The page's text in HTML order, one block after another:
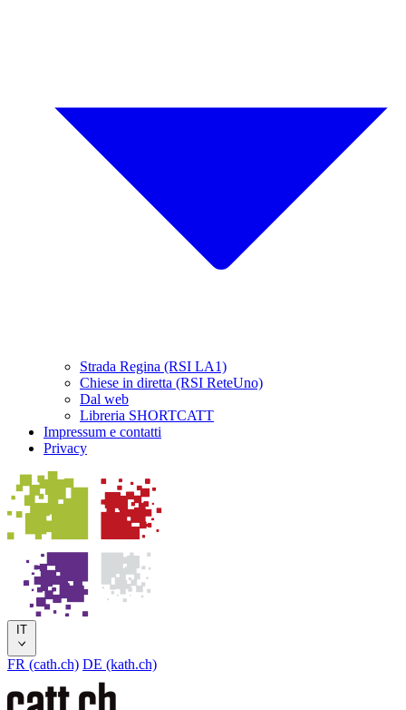
Strada Regina (RSI LA1)
Chiese in diretta (RSI ReteUno)
Dal web
Libreria SHORTCATT
Impressum e contatti
Privacy
IT
FR (cath.ch) DE (kath.ch)